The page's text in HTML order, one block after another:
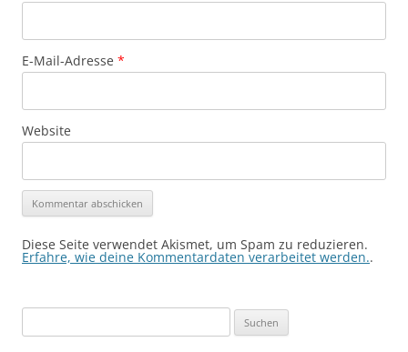
E-Mail-Adresse *
Website
Diese Seite verwendet Akismet, um Spam zu reduzieren.
Erfahre, wie deine Kommentardaten verarbeitet werden..
nach: